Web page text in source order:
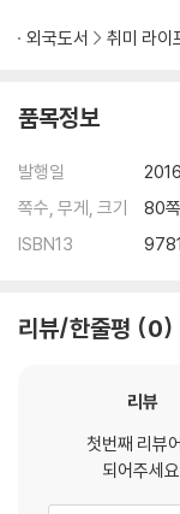
외국도서 취미 라이
품목정보
발행일
쪽수, 무게, 크기
80
ISBN13
리뷰/한줄평 0
리뷰
첫번째 리뷰
되어주세